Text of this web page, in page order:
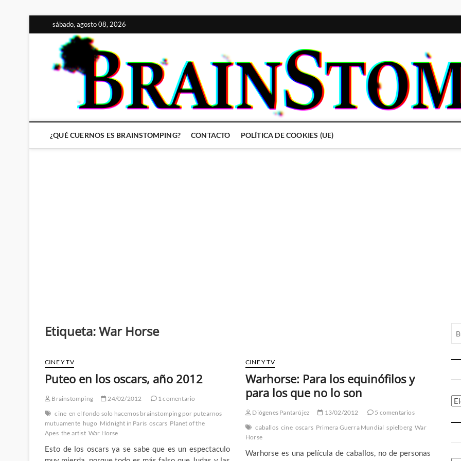
al
contenido
sábado, agosto 08, 2026
¿QUÉ CUERNOS ES BRAINSTOMPING? CONTACTO POLÍTICA DE COOKIES (UE)
Etiqueta:War Horse
CINE Y TV
Puteo en los oscars, año 2012
Brainstomping 24/02/2012
1 comentario
cine en el fondo solo hacemos brainstomping por putearnos
mutuamente hugo Midnight in Paris oscars Planet of the
Apes the artist War Horse
Esto de los oscars ya se sabe que es un espectaculo
CINE Y TV
Warhorse: Para los equinófilos y
para los que no lo son
Diógenes Pantarújez 13/02/2012
5 comentarios
caballos cine oscars Primera Guerra Mundial spielberg War
Horse
Warhorse es una película de caballos, no de personas